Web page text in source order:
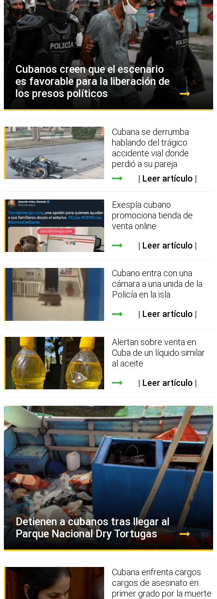
Cubanos creen que el escenario
es favorable para la liberación de
los presos políticos
Cubana se derrumba
hablando del trágico
accidente vial donde
perdió a su pareja
Leer artículo
Exespía cubano
promociona tienda de
venta online
Leer artículo
Cubano entra con una
cámara a una unida de la
Policía en la isla
Leer artículo
Alertan sobre venta en
Cuba de un líquido similar
al aceite
Leer artículo
Detienen a cubanos tras llegar al
Parque Nacional Dry Tortugas
Cubana enfrenta cargos
cargos de asesinato en
primer grado por la muerte